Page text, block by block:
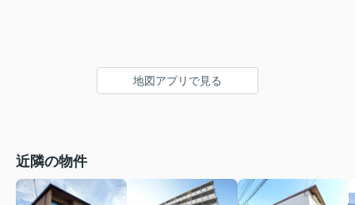
地図アプリで見る
近隣の物件